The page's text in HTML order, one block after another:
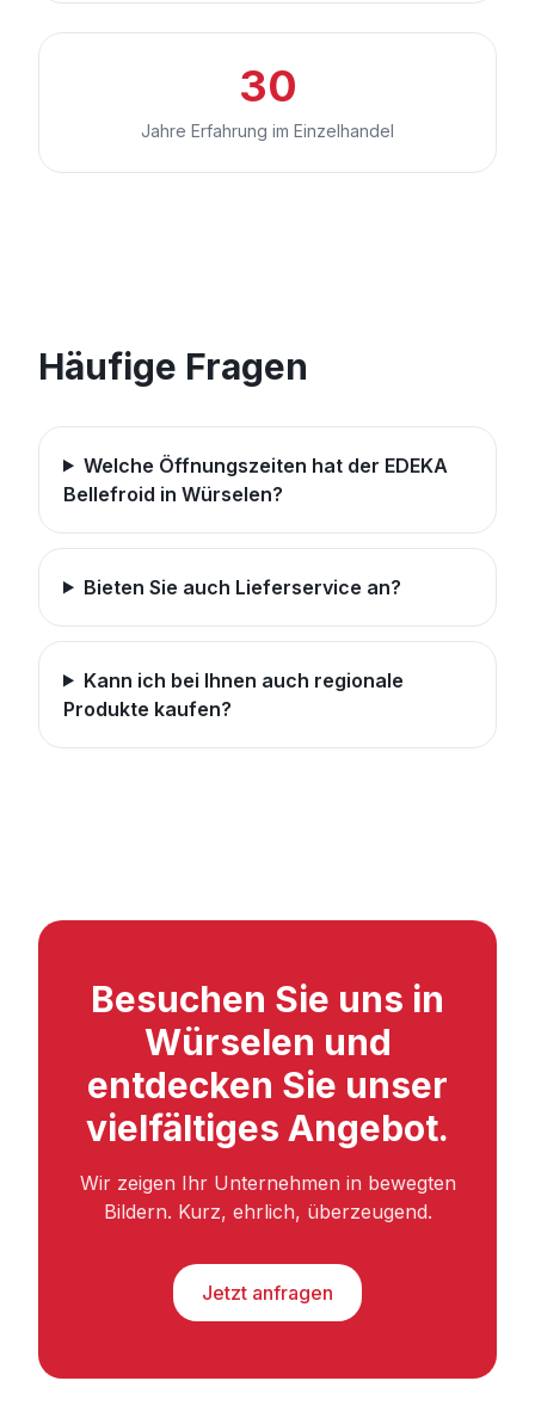
30
Jahre Erfahrung im Einzelhandel
Häufige Fragen
Welche Öffnungszeiten hat der EDEKA
Bellefroid in Würselen?
Bieten Sie auch Lieferservice an?
Kann ich bei Ihnen auch regionale
Produkte kaufen?
Besuchen Sie uns in
Würselen und
entdecken Sie unser
vielfältiges Angebot.
Wir zeigen Ihr Unternehmen in bewegten
Bildern. Kurz, ehrlich, überzeugend.
Jetzt anfragen